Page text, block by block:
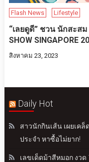
Flash News Lifestyle
“เลยดูดี” ชวน นักสะส
SHOW SINGAPORE
สิงหาคม 23, 2023
Daily Hot
สาวนักกินเส้น เผยเค
ประจำ หาซื้อไม่ยาก!
เลขเด็ดม้าสีหมอก งว